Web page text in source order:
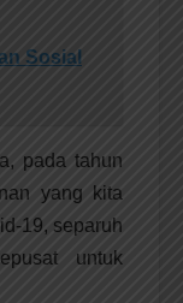
Sosial
pada tahun
yang kita
19, separuh
untuk